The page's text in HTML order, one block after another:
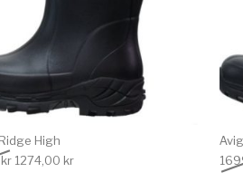
High
kr Det ursprungliga priset var: 1699,00 kr.
1274,00 krDet nuvarande priset är: